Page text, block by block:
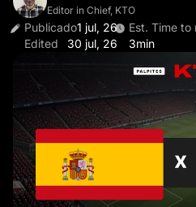
Editor in Chief, KTO
Publicado1 jul, 26
Edited
30 jul, 26
Est. Time to
3min